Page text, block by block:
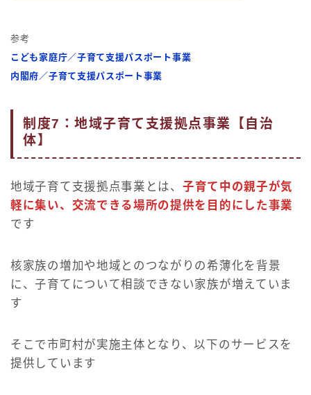
参考
こども家庭庁／子育て支援パスポート事業
内閣府／子育て支援パスポート事業
制度7：地域子育て支援拠点事業【自治
体】
地域子育て支援拠点事業とは、 子育て中の親子が気
軽に集い、交流できる場所の提供を目的にした事業
です
核家族の増加や地域とのつながりの希薄化を背景
に、子育てについて相談できない家族が増えていま
す
そこで市町村が実施主体となり、以下のサービスを
提供しています